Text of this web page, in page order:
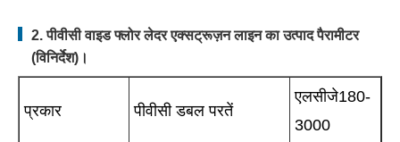
2. पीवीसी वाइड फ्लोर लेदर एक्सट्रूज़न लाइन का उत्पाद पैरामीटर
(विनिर्देश)।
प्रकार पीवीसी डबल परतें
एलसीजे180-
3000